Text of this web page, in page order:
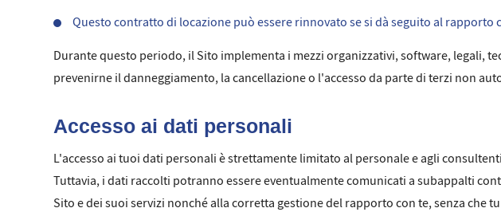
Questo contratto di locazione può essere rinnovato se si dà seguito al rapporto
Durante questo periodo, il Sito implementa i mezzi organizzativi, software, legali,
prevenirne il danneggiamento, la cancellazione o l'accesso da parte di terzi non
Accesso ai dati personali
L'accesso ai tuoi dati personali è strettamente limitato al personale e agli
Tuttavia, i dati raccolti potranno essere eventualmente comunicati a subappalti
Sito e dei suoi servizi nonché alla corretta gestione del rapporto con te, senza